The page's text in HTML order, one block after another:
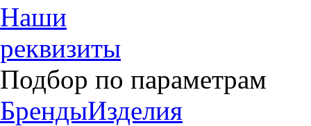
Наши
реквизиты
Подбор по параметрам
БрендыИзделия